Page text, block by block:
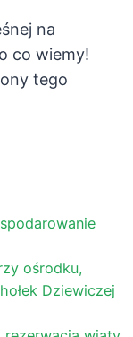
na
co wiemy!
tego
ośrodku,
Dziewiczej